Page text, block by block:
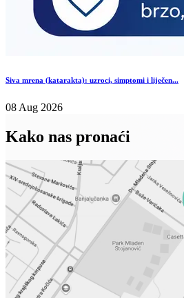
Siva mrena (katarakta): uzroci, simptomi i liječen...
08 Aug 2026
Kako nas pronaći